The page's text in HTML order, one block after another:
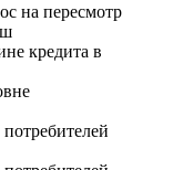
на пересмотр
кредита в